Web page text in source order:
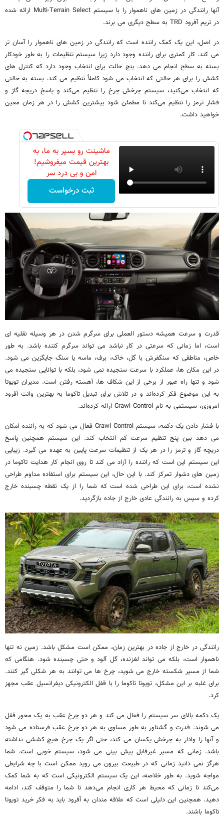
آنها رانندگی در زمین های ناهموار را با سیستم Multi-Terrain Select ارائه شده
در تریم آفرود TRD به سطح دیگری می برند.
در اصل، این یک کمک راننده است که رانندگی در زمین های ناهموار را آسان تر
می کند. کار کمتری برای راننده وجود دارد زیرا سیستم تنظیمات را به طور خودکار
بسته به سطح انجام می دهد. پنج حالت برای انتخاب وجود دارد که کنترل های
کشش را برای هر حالتی که انتخاب می شود کاملاً تنظیم می کند. بسته به حالتی
که انتخاب می‌کنید، سیستم چرخش چرخ را تنظیم می‌کند و پاسخ دریچه گاز و
فشار ترمز را تنظیم می‌کند تا مطمئن شود بیشترین کشش را در هر زمان معین
خواهید داشت.
ماشینت رو بسپر به ما، به
بهترین قیمت میفروشیم!
امن و بی درد سر
ثبت درخواست
قدرت و سرعت همیشه دستور العملی برای سرگرم شدن در هر وسیله نقلیه ای
است، اما زمانی که سرعتی در کار نباشد می تواند سرگرم کننده باشد. به طور
خاص، مناطقی که سنگفرش با گل، خاک، برف، ماسه یا سنگ جایگزین می شود.
در این مکان ها، عملکرد با سرعت سنجیده نمی شود، بلکه با توانایی سنجیده می
شود و تنها راه عبور از برخی از این شکاف ها، آهسته رفتن است. مدیران تویوتا
به این موضوع فکر کرده‌اند و در تلاش برای تبدیل تاکوما به بهترین وانت آفرود
امروزی، سیستمی به نام Crawl Control ارائه کرده‌اند.
با فشار دادن یک دکمه، سیستم Crawl Control فعال می شود که به راننده امکان
می دهد بین پنج تنظیم سرعت کم انتخاب کند. این سیستم همچنین پاسخ
دریچه گاز و ترمز را در هر یک از تنظیمات سرعت پایین به عهده می گیرد. زیبایی
این سیستم این است که راننده را آزاد می کند تا روی انجام کار هدایت تاکوما در
زمین های دشوار تمرکز کند. با این حال، این سیستم برای استفاده مداوم طراحی
نشده است، برای این طراحی شده است که شما را از یک نقطه چسبنده خارج
کرده و سپس به رانندگی عادی خارج از جاده بازگردید.
رانندگی در خارج از جاده در بهترین زمان، ممکن است مشکل باشد. زمین نه تنها
ناهموار است، بلکه می تواند لغزنده، گل آلود و حتی چسبنده شود. هنگامی که
شما از مسیر شکسته خارج می شوید، چرخ ها می توانند به هر شکلی گیر کنند.
برای غلبه بر این مشکل، تویوتا تاکوما را با قفل الکترونیکی دیفرانسیل عقب مجهز
کرد.
یک دکمه بالای سر سیستم را فعال می کند و هر دو چرخ عقب به یک محور قفل
می شوند. قدرت و گشتاور به طور مساوی به هر دو چرخ عقب فرستاده می شود
و آنها را وادار به چرخش یکسان می کند، حتی اگر یک چرخ هیچ کششی نداشته
باشد. زمانی که مسیر غیرقابل پیش بینی می شود، سیستم خوبی است. شما
هرگز نمی دانید زمانی که در طبیعت بیرون می روید ممکن است با چه شرایطی
مواجه شوید. به طور خلاصه، این یک سیستم الکترونیکی است که به شما کمک
می‌کند تا زمانی که محیط هر کاری انجام می‌دهد تا شما را متوقف کند، ادامه
دهید. همچنین این دلیلی است که علاقه مندان به آفرود باید به فکر خرید تویوتا
تاکوما باشند.